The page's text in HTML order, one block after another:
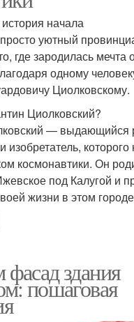
начала
уютный
где зародилась мечта
одному
Циолковскому.
Циолковский?
— выдающийся
изобретатель,
космонавтики. Он
под Калугой и
жизни в этом
здания
пошаговая